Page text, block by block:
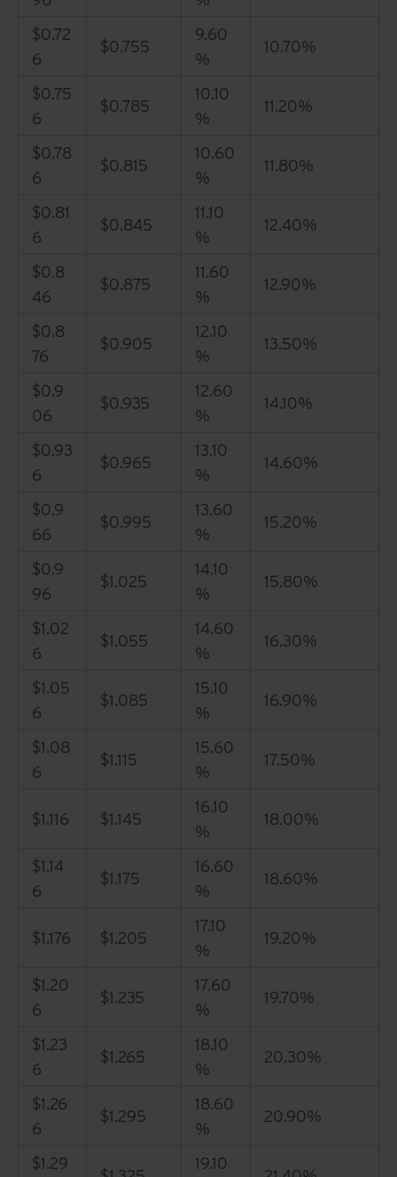
$0.72
6
$0.755
9.60
%
10.70%
$0.75
6
$0.785
10.10
%
11.20%
$0.78
6
$0.815
10.60
%
11.80%
$0.81
6
$0.845
11.10
%
12.40%
$0.8
46
$0.875
11.60
%
12.90%
$0.8
76
$0.905
12.10
%
13.50%
$0.9
06
$0.935
12.60
%
14.10%
$0.93
6
$0.965
13.10
%
14.60%
$0.9
66
$0.995
13.60
%
15.20%
$0.9
96
$1.025
14.10
%
15.80%
$1.02
6
$1.055
14.60
%
16.30%
$1.05
6
$1.085
15.10
%
16.90%
$1.08
6
$1.115
15.60
%
17.50%
$1.116 $1.145
16.10
%
18.00%
$1.14
6
$1.175
16.60
%
18.60%
$1.176 $1.205
17.10
%
19.20%
$1.20
6
$1.235
17.60
%
19.70%
$1.23
6
$1.265
18.10
%
20.30%
$1.26
6
$1.295
18.60
%
20.90%
$1.29 19.10